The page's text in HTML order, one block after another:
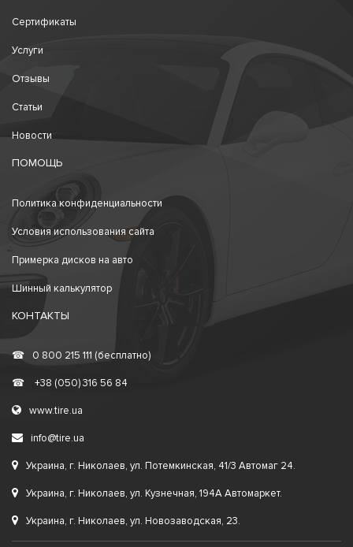
Сертификаты
Услуги
Отзывы
Статьи
Новости
ПОМОЩЬ
Политика конфиденциальности
Условия использования сайта
Примерка дисков на авто
Шинный калькулятор
КОНТАКТЫ
☎ 0 800 215 111 (бесплатно)
☎ +38 (050) 316 56 84
www.tire.ua
info@tire.ua
Украина, г. Николаев, ул. Потемкинская, 41/3 Автомаг 24.
Украина, г. Николаев, ул. Кузнечная, 194А Автомаркет.
Украина, г. Николаев, ул. Новозаводская, 23.